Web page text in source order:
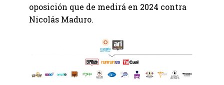
oposición que de medirá en 2024 contra
Nicolás Maduro.